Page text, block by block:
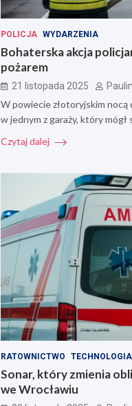
POLICJA WYDARZENIA
Bohaterska akcja
pożarem
21 listopada 2025
W powiecie złotoryjskim nocą
w jednym z garaży, który mógł
Czytaj dalej
RATOWNICTWO TECHNOLOGIA
Sonar, który zmienia
we Wrocławiu